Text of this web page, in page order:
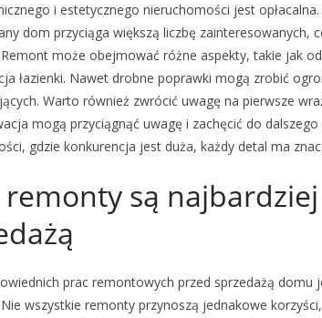
i estetycznego nieruchomości jest
dom przyciąga większą liczbę zainteresowanych,
może obejmować różne aspekty, takie jak
łazienki. Nawet drobne poprawki mogą zrobić
Warto również zwrócić uwagę na pierwsze
mogą przyciągnąć uwagę i zachęcić do
gdzie konkurencja jest duża, każdy detal ma
remonty są
prac remontowych przed sprzedażą domu
Nie wszystkie remonty przynoszą jednakowe